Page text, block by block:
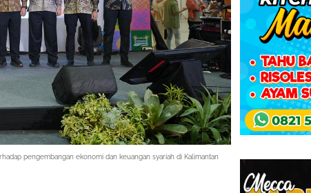
pengembangan ekonomi dan keuangan syariah di Kalimantan